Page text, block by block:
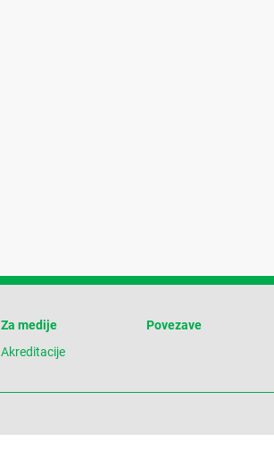
Za medije
Akreditacije
Povezave